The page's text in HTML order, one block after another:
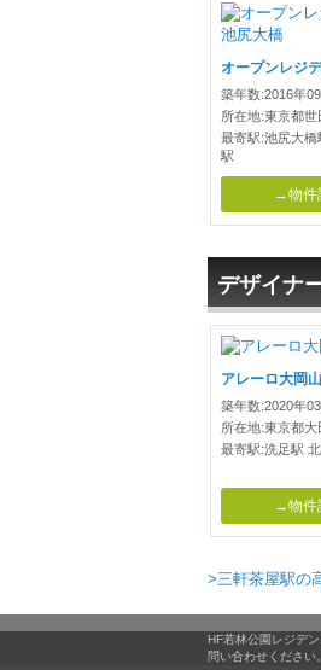
築年数:2016年
所在地:東京都世
最寄駅:池尻大橋
駅
→物件
デザイナ
アレーロ大岡
築年数:2020年
所在地:東京都大
最寄駅:洗足駅
→物件
>三軒茶屋駅の
HF若林公園レジデ
問い合わせください。